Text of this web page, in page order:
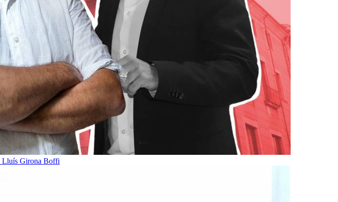
Lluís Girona Boffi